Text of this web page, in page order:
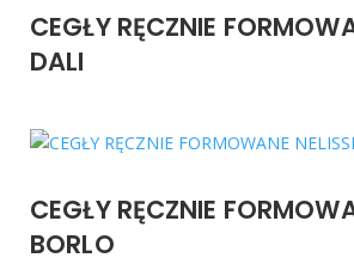
CEGŁY RĘCZNIE
DALI
CEGŁY RĘCZNIE
BORLO